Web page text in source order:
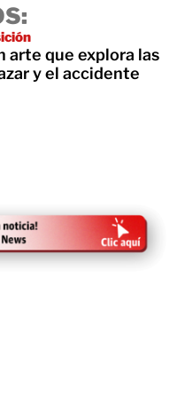
arte que explora las
y el accidente